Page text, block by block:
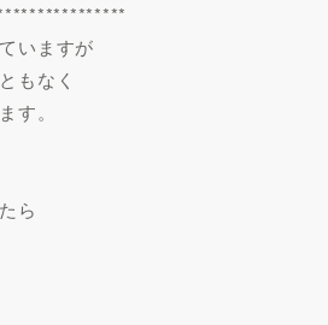
いますが
もなく
す。
ら